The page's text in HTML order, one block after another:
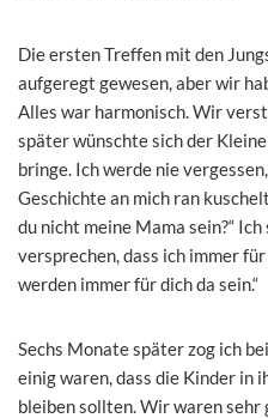
Die ersten Treffen mit den
aufgeregt gewesen, aber wir
Alles war harmonisch. Wir
später wünschte sich der
bringe. Ich werde nie
Geschichte an mich ran
du nicht meine Mama sein?“
versprechen, dass ich immer
werden immer für dich da sein.“
Sechs Monate später zog ich
einig waren, dass die Kinder in
bleiben sollten. Wir waren sehr